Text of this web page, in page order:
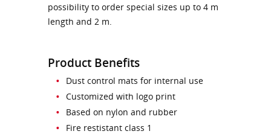
possibility to order special sizes up to 4 m
length and 2 m.
Product Benefits
Dust control mats for internal use
Customized with logo print
Based on nylon and rubber
Fire restistant class 1